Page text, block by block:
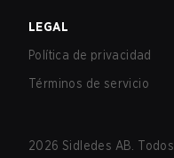
LEGAL
Política de privacidad
Términos de servicio
2026 Sidledes AB.